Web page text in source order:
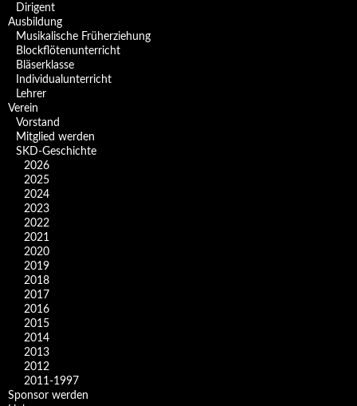
Dirigent
Ausbildung
Musikalische Früherziehung
Blockflötenunterricht
Bläserklasse
Individual­unterricht
Lehrer
Verein
Vorstand
Mitglied werden
SKD-Geschichte
2026
2025
2024
2023
2022
2021
2020
2019
2018
2017
2016
2015
2014
2013
2012
2011-1997
Sponsor werden